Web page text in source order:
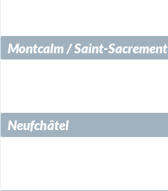
Montcalm / Saint-Sacrement
Neufchâtel